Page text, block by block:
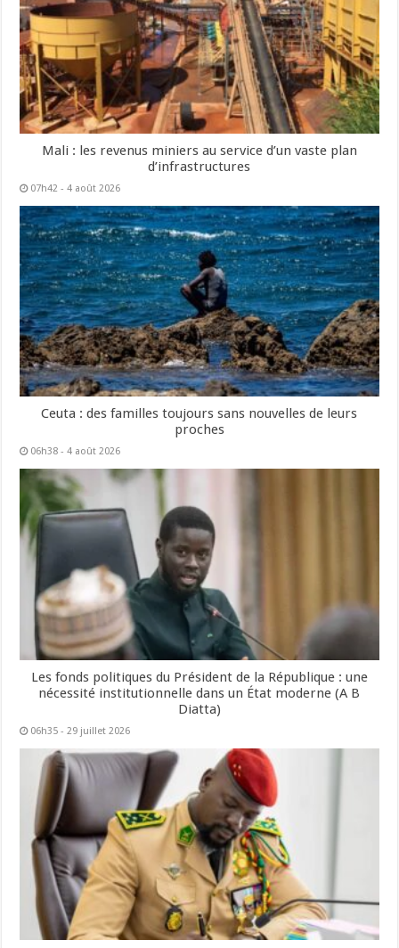
Mali : les revenus miniers au service d’un vaste plan
d’infrastructures
07h42 - 4 août 2026
Ceuta : des familles toujours sans nouvelles de leurs
proches
06h38 - 4 août 2026
Les fonds politiques du Président de la République : une
nécessité institutionnelle dans un État moderne (A B
Diatta)
06h35 - 29 juillet 2026